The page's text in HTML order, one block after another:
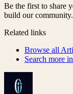
Be the first to share
build our community.
Related links
Browse all
Search more in